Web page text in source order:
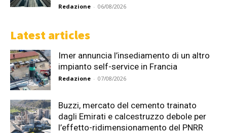
Redazione - 06/08/2026
Latest articles
Imer annuncia l’insediamento di un altro
impianto self-service in Francia
Redazione - 07/08/2026
Buzzi, mercato del cemento trainato
dagli Emirati e calcestruzzo debole per
l’effetto-ridimensionamento del PNRR